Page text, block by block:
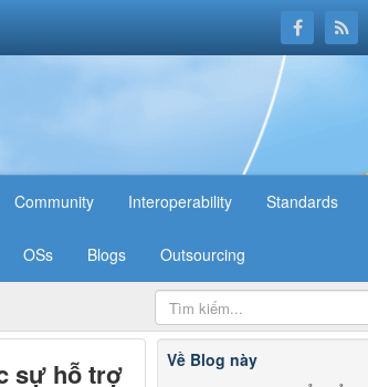
Community Interoperability Standards
OSs Blogs Outsourcing
sự hỗ trợ
Về Blog này